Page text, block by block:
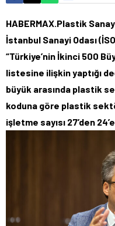
HABERMAX.Plastik
İstanbul Sanayi Odası
“Türkiye’nin İkinci 500
listesine ilişkin yaptığı
büyük arasında plastik
koduna göre plastik
işletme sayısı 27’den